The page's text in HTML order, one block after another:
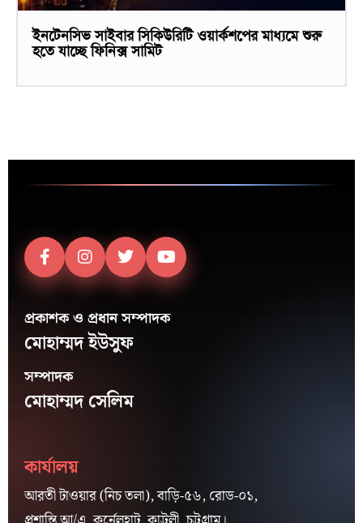
ইনটেনসিভ সাইবার সিকিউরিটি ওয়ার্কশপের মাধ্যমে শুরু
হতে যাচ্ছে ফিনিক্স সামিট
প্রকাশক ও প্রধান সম্পাদক
মোহাম্মদ ইউসুফ
সম্পাদক
মোহাম্মদ সেলিম
কার্যালয়
আরতী টাওয়ার (নিচ তলা), বাড়ি-৫৬, রোড-০১,